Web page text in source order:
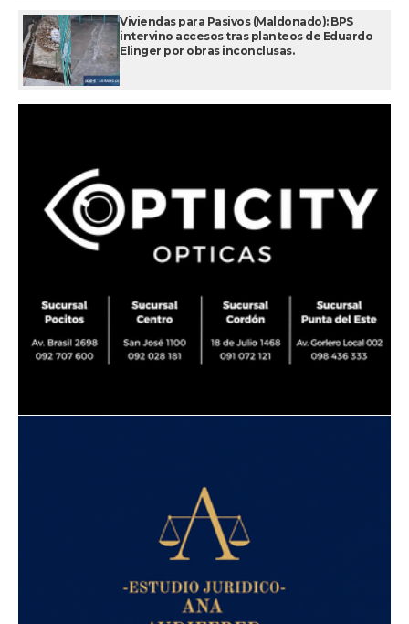
Viviendas para Pasivos (Maldonado): BPS
intervino accesos tras planteos de Eduardo
Elinger por obras inconclusas.